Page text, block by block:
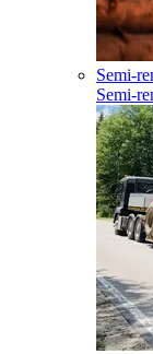
Semi-
Semi-